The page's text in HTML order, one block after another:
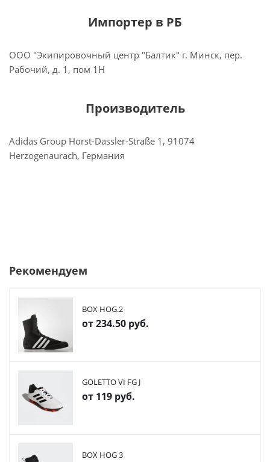
Импортер в РБ
ООО "Экипировочный центр "Балтик" г. Минск, пер.
Рабочий, д. 1, пом 1Н
Производитель
Adidas Group Horst-Dassler-Straße 1, 91074
Herzogenaurach, Германия
Рекомендуем
BOX HOG.2
от234.50 руб.
GOLETTO VI FG J
от 119 руб.
BOX HOG 3